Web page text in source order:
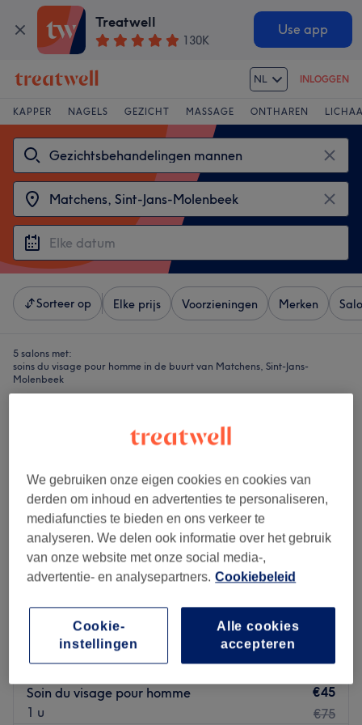
Treatwell
130K
Use app
NL INLOGGEN
KAPPER NAGELS GEZICHT MASSAGE ONTHAREN
Sorteer op Elke prijs Voorzieningen Merken
5 salons met:
soins du visage pour homme in de buurt van Matchens, Sint-Jans-
Molenbeek
Glam Up studio by Daniela
245 reviews
Soin du visage pour homme
1 u
€45
€75
We gebruiken onze eigen cookies en cookies van
derden om inhoud en advertenties te personaliseren,
mediafuncties te bieden en ons verkeer te
analyseren. We delen ook informatie over het gebruik
van onze website met onze social media-,
advertentie- en analysepartners. Cookiebeleid
Alle cookies
accepteren
Cookie-
instellingen